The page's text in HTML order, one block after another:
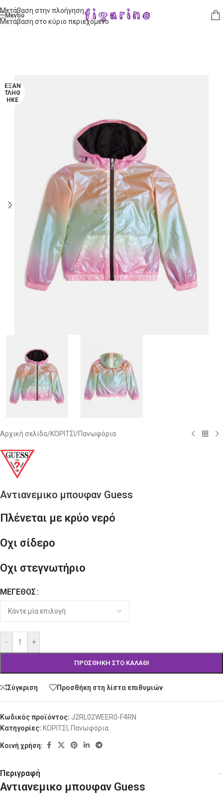
Μετάβαση στην πλοήγηση
Μετάβαση στο κύριο περιεχόμενο
Μενού
ΕΞΑΝ
ΤΛΉΘ
ΗΚΕ
Αρχική σελίδα/ΚΟΡΙΤΣΙ /Πανωφόρια
Αντιανεμικο μπουφαν Guess
Πλένεται με κρύο νερό
Οχι σίδερο
Οχι στεγνωτήριο
ΜΈΓΕΘΟΣ
- +
ΠΡΟΣΘΉΚΗ ΣΤΟ ΚΑΛΆΘΙ
Alternative:
Σύγκριση Προσθήκη στη λίστα επιθυμιών
Κωδικός προϊόντος: J2RL02WEER0-F4RN
Κατηγορίες: ΚΟΡΙΤΣΙ , Πανωφόρια
Κοινή χρήση:
Περιγραφή
Αντιανεμικο μπουφαν Guess